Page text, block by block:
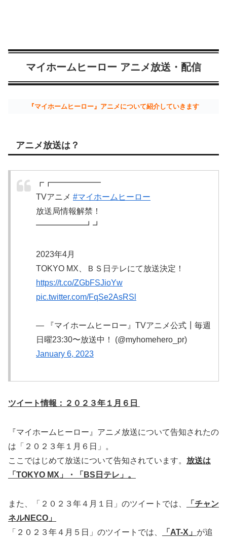
マイホームヒーロー アニメ放送・配信
『マイホームヒーロー』アニメについて紹介していきます
アニメ放送は？
┏┏━━━━━━
TVアニメ #マイホームヒーロー
放送局情報解禁！
━━━━━━┛┛
2023年4月
TOKYO MX、ＢＳ日テレにて放送決定！
https://t.co/ZGbFSJioYw
pic.twitter.com/FqSe2AsRSl
— 『マイホームヒーロー』TVアニメ公式┃毎週
日曜23:30〜放送中！ (@myhomehero_pr)
January 6, 2023
ツイート情報：２０２３年１月６日
『マイホームヒーロー』アニメ放送について告知されたの
は「２０２３年１月６日」。
ここではじめて放送について告知されています。 放送は
「TOKYO MX」・「BS日テレ」。
また、「２０２３年４月１日」のツイートでは、
「チャン
ネルNECO」
「２０２３年４月５日」のツイートでは、
「AT-X」 が追